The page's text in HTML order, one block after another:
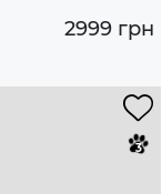
2999 грн